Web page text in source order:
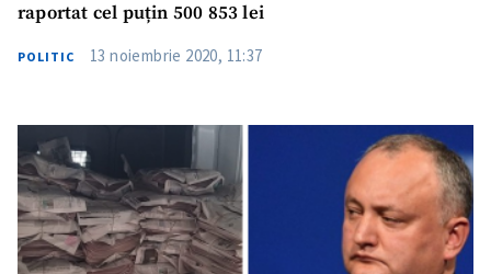
raportat cel puțin 500 853 lei
POLITIC 13 noiembrie 2020, 11:37
Mesajul știrei
+ Mesajul știrei
Sursă anonimă
Nume+ Numele meu
Email+ Emailul meu